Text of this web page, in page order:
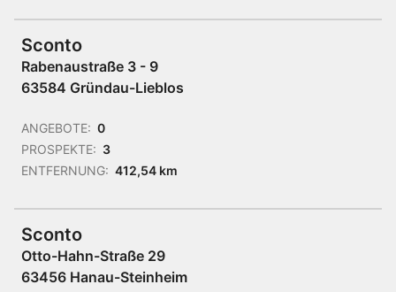
Sconto
Rabenaustraße 3 - 9
63584 Gründau-Lieblos
ANGEBOTE: 0
PROSPEKTE: 3
ENTFERNUNG: 412,54 km
Sconto
Otto-Hahn-Straße 29
63456 Hanau-Steinheim